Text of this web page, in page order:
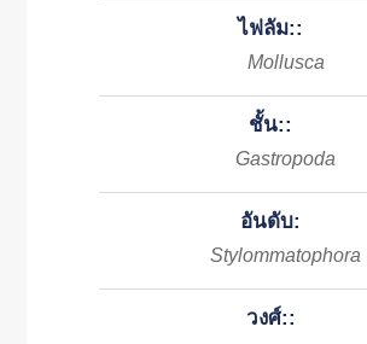
ไฟลัม::
Mollusca
ชั้น::
Gastropoda
อันดับ:
Stylommatophora
วงศ์::